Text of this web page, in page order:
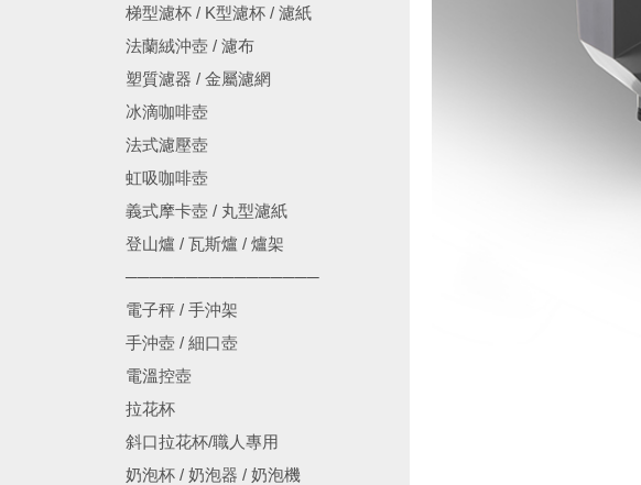
梯型濾杯 / K型濾杯 / 濾紙
法蘭絨沖壺 / 濾布
塑質濾器 / 金屬濾網
冰滴咖啡壺
法式濾壓壺
虹吸咖啡壺
義式摩卡壺 / 丸型濾紙
登山爐 / 瓦斯爐 / 爐架
────────────────
電子秤 / 手沖架
手沖壺 / 細口壺
電溫控壺
拉花杯
斜口拉花杯/職人專用
奶泡杯 / 奶泡器 / 奶泡機